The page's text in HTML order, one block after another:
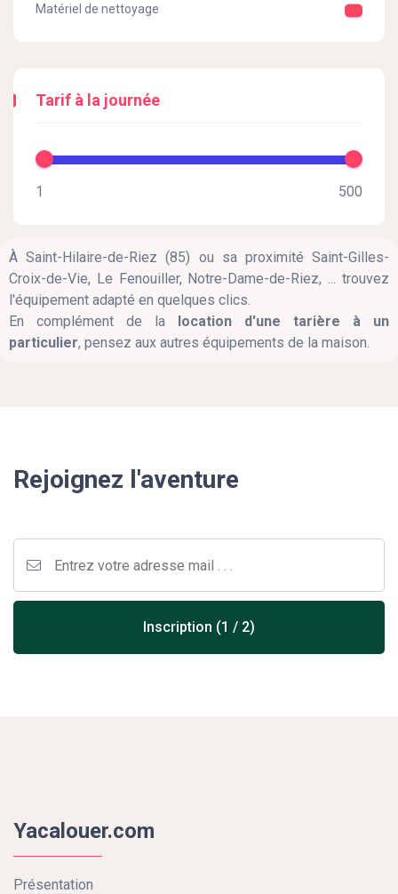
Matériel de nettoyage
Tarif à la journée
À Saint-Hilaire-de-Riez (85) ou sa proximité Saint-Gilles-
Croix-de-Vie, Le Fenouiller, Notre-Dame-de-Riez, ... trouvez
l'équipement adapté en quelques clics.
En complément de la location d'une tarière à un
particulier, pensez aux autres équipements de la maison.
Rejoignez l'aventure
Inscription (1 / 2)
Yacalouer.com
Présentation